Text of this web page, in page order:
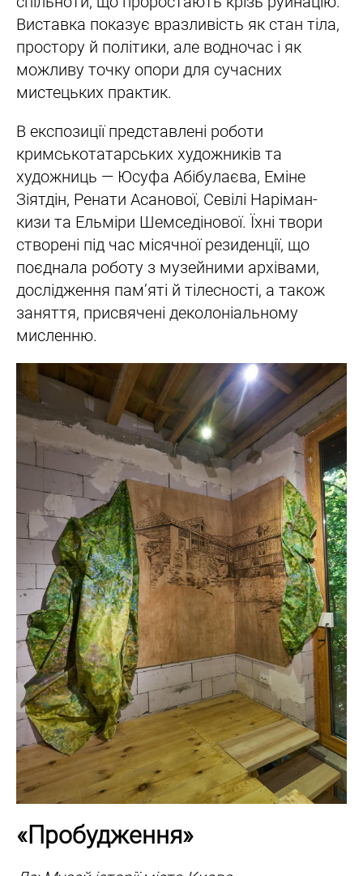
Виставка показує вразливість як стан тіла,
простору й політики, але водночас і як
можливу точку опори для сучасних
мистецьких практик.
В експозиції представлені роботи
кримськотатарських художників та
художниць — Юсуфа Абібулаєва, Еміне
Зіятдін, Ренати Асанової, Севілі Наріман-
кизи та Ельміри Шемседінової. Їхні твори
створені під час місячної резиденції, що
поєднала роботу з музейними архівами,
дослідження пам’яті й тілесності, а також
заняття, присвячені деколоніальному
мисленню.
«Пробудження»